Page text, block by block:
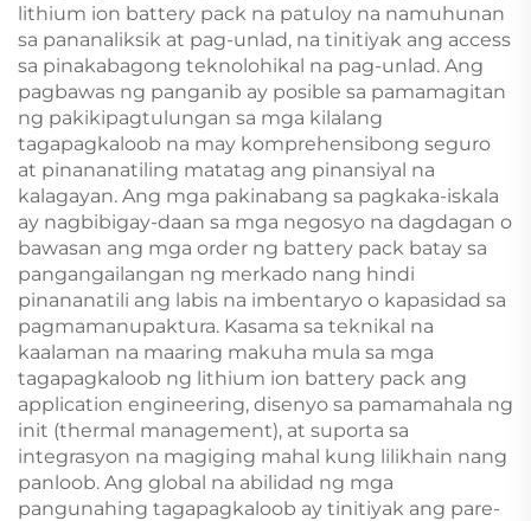
lithium ion battery pack na patuloy na namuhunan
sa pananaliksik at pag-unlad, na tinitiyak ang access
sa pinakabagong teknolohikal na pag-unlad. Ang
pagbawas ng panganib ay posible sa pamamagitan
ng pakikipagtulungan sa mga kilalang
tagapagkaloob na may komprehensibong seguro
at pinananatiling matatag ang pinansiyal na
kalagayan. Ang mga pakinabang sa pagkaka-iskala
ay nagbibigay-daan sa mga negosyo na dagdagan o
bawasan ang mga order ng battery pack batay sa
pangangailangan ng merkado nang hindi
pinananatili ang labis na imbentaryo o kapasidad sa
pagmamanupaktura. Kasama sa teknikal na
kaalaman na maaring makuha mula sa mga
tagapagkaloob ng lithium ion battery pack ang
application engineering, disenyo sa pamamahala ng
init (thermal management), at suporta sa
integrasyon na magiging mahal kung lilikhain nang
panloob. Ang global na abilidad ng mga
pangunahing tagapagkaloob ay tinitiyak ang pare-